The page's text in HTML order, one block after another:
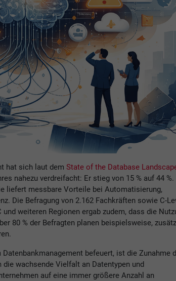
hat sich laut dem State of the Database
nahezu verdreifacht: Er stieg von 15 % auf 44 %.
liefert messbare Vorteile bei Automatisierung,
Die Befragung von 2.162 Fachkräften sowie C-
weiteren Regionen ergab zudem, dass die
80 % der Befragten planen beispielsweise,
befeuert, ist die Zunahme
wachsende Vielfalt an Datentypen und
auf eine immer größere Anzahl an